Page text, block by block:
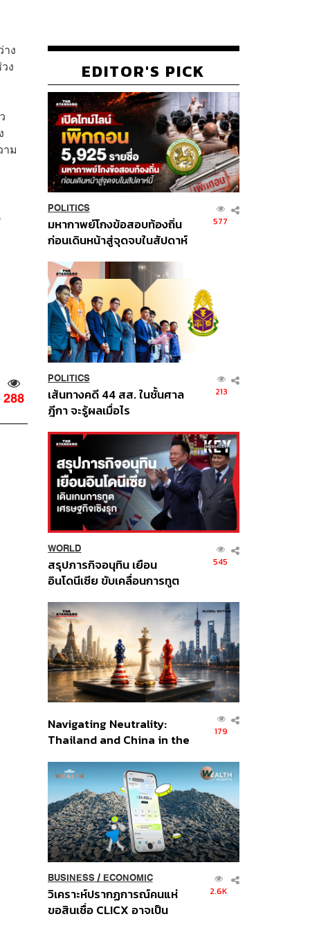
ง
ง
ม
288
EDITOR'S PICK
POLITICS
มหากาพย์โกงข้อสอบท้องถิ่น
ก่อนเดินหน้าสู่จุดจบในสัปดาห์
577
POLITICS
เส้นทางคดี 44 สส. ในชั้นศาล
ฎีกา จะรู้ผลเมื่อไร
213
WORLD
สรุปภารกิจอนุทิน เยือน
อินโดนีเซีย ขับเคลื่อนการทูต
ส่วนยุทธศาสตร์ไทย –
อินโดนีเซีย
545
Navigating Neutrality:
Thailand and China in the
Order
179
BUSINESS/ ECONOMIC
วิเคราะห์ปรากฏการณ์คนแห่
ขอสินเชื่อ CLICX อาจเป็น
2.6K